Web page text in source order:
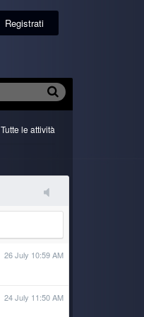
Registrati
Tutte le attività
26 July 10:59 AM
24 July 11:50 AM